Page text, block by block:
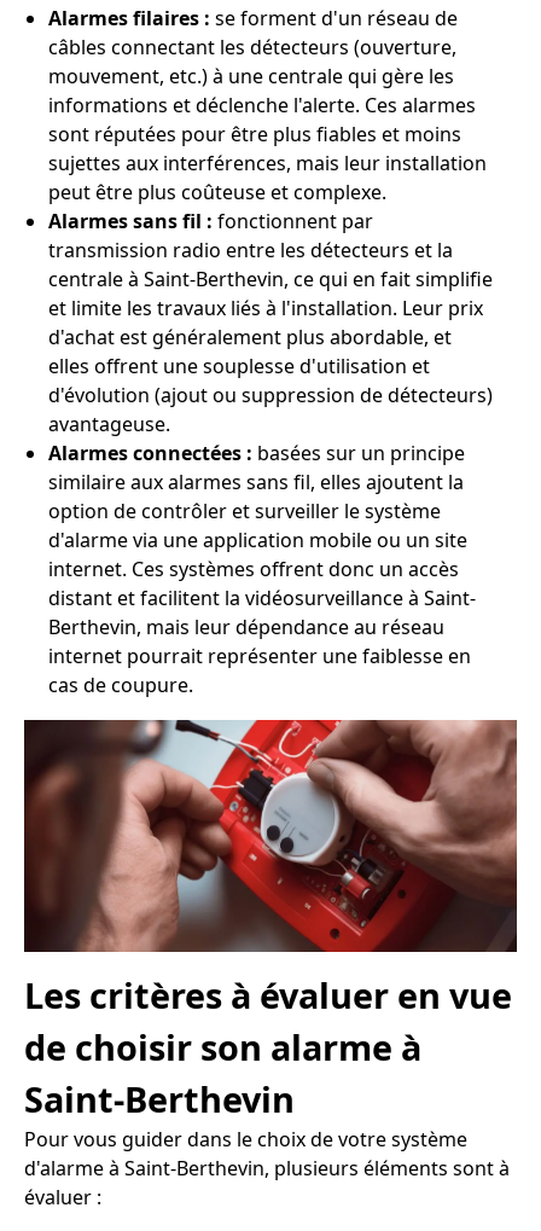
Alarmes filaires : se forment d'un réseau de
câbles connectant les détecteurs (ouverture,
mouvement, etc.) à une centrale qui gère les
informations et déclenche l'alerte. Ces alarmes
sont réputées pour être plus fiables et moins
sujettes aux interférences, mais leur installation
peut être plus coûteuse et complexe.
Alarmes sans fil : fonctionnent par
transmission radio entre les détecteurs et la
centrale à Saint-Berthevin, ce qui en fait simplifie
et limite les travaux liés à l'installation. Leur prix
d'achat est généralement plus abordable, et
elles offrent une souplesse d'utilisation et
d'évolution (ajout ou suppression de détecteurs)
avantageuse.
Alarmes connectées : basées sur un principe
similaire aux alarmes sans fil, elles ajoutent la
option de contrôler et surveiller le système
d'alarme via une application mobile ou un site
internet. Ces systèmes offrent donc un accès
distant et facilitent la vidéosurveillance à Saint-
Berthevin, mais leur dépendance au réseau
internet pourrait représenter une faiblesse en
cas de coupure.
Les critères à évaluer en vue
de choisir son alarme à
Saint-Berthevin
Pour vous guider dans le choix de votre système
d'alarme à Saint-Berthevin, plusieurs éléments sont à
évaluer :